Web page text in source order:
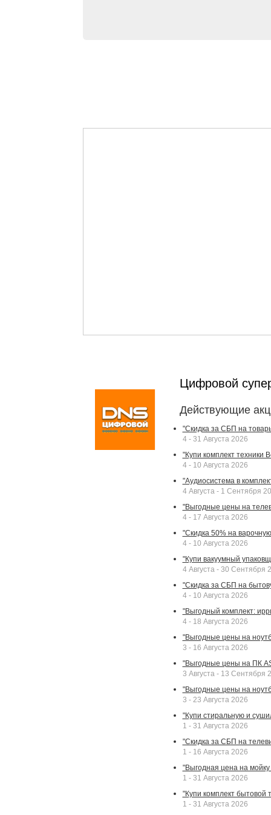
Цифровой
Действующие
"Скидка за СБП на
4 - 31 Августа 2026
"Купи комплект техники
4 - 10 Августа 2026
"Аудиосистема в
4 Августа - 1 Сентября
"Выгодные цены на
4 - 17 Августа 2026
"Скидка 50% на
4 - 10 Августа 2026
"Купи вакуумный
4 Августа - 30 Сентября
"Скидка за СБП на
4 - 10 Августа 2026
"Выгодный комплект:
4 - 18 Августа 2026
"Выгодные цены на
3 - 16 Августа 2026
"Выгодные цены на ПК
3 Августа - 13 Сентября
"Выгодные цены на
3 - 23 Августа 2026
"Купи стиральную и
1 - 31 Августа 2026
"Скидка за СБП на
1 - 16 Августа 2026
"Выгодная цена на
1 - 31 Августа 2026
"Купи комплект бытовой
1 - 31 Августа 2026